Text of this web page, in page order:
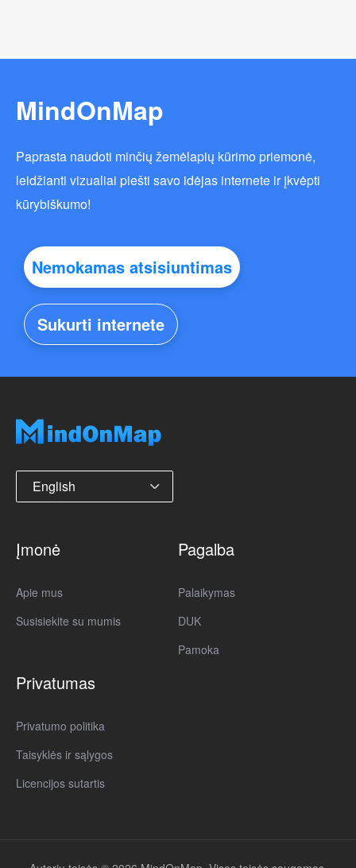
MindOnMap
Paprasta naudoti minčių žemėlapių kūrimo priemonė,
leidžianti vizualiai piešti savo idėjas internete ir įkvėpti
kūrybiškumo!
Nemokamas atsisiuntimas
Sukurti internete
English
Įmonė
Apie mus
Susisiekite su mumis
Pagalba
Palaikymas
DUK
Pamoka
Privatumas
Privatumo politika
Taisyklės ir sąlygos
Licencijos sutartis